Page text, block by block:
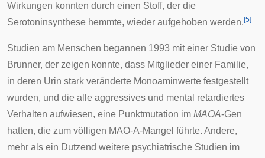
Wirkungen konnten durch einen Stoff, der die
Serotoninsynthese hemmte, wieder aufgehoben werden. [5]
Studien am Menschen begannen 1993 mit einer Studie von
Brunner, der zeigen konnte, dass Mitglieder einer Familie,
in deren Urin stark veränderte Monoaminwerte festgestellt
wurden, und die alle aggressives und mental retardiertes
Verhalten aufwiesen, eine Punktmutation im MAOA-Gen
hatten, die zum völligen MAO-A-Mangel führte. Andere,
mehr als ein Dutzend weitere psychiatrische Studien im